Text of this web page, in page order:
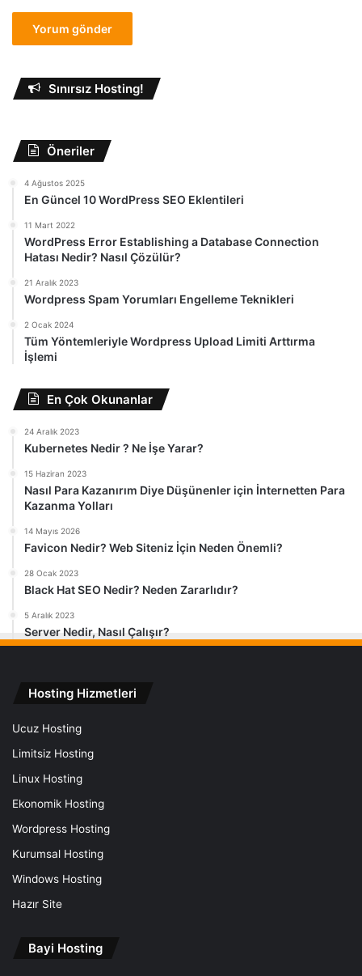
Sınırsız Hosting!
Öneriler
4 Ağustos 2025
En Güncel 10 WordPress SEO Eklentileri
11 Mart 2022
WordPress Error Establishing a Database Connection
Hatası Nedir? Nasıl Çözülür?
21 Aralık 2023
Wordpress Spam Yorumları Engelleme Teknikleri
2 Ocak 2024
Tüm Yöntemleriyle Wordpress Upload Limiti Arttırma
İşlemi
En Çok Okunanlar
24 Aralık 2023
Kubernetes Nedir ? Ne İşe Yarar?
15 Haziran 2023
Nasıl Para Kazanırım Diye Düşünenler için İnternetten Para
Kazanma Yolları
14 Mayıs 2026
Favicon Nedir? Web Siteniz İçin Neden Önemli?
28 Ocak 2023
Black Hat SEO Nedir? Neden Zararlıdır?
5 Aralık 2023
Server Nedir, Nasıl Çalışır?
Hosting Hizmetleri
Ucuz Hosting
Limitsiz Hosting
Linux Hosting
Ekonomik Hosting
Wordpress Hosting
Kurumsal Hosting
Windows Hosting
Hazır Site
Bayi Hosting